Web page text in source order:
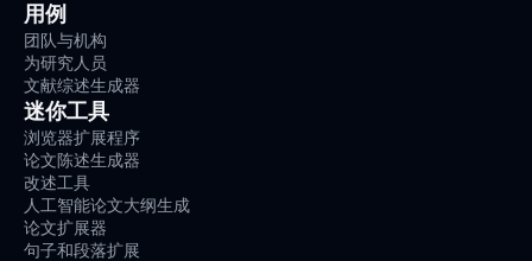
用例
团队与机构
为研究人员
文献综述生成器
迷你工具
浏览器扩展程序
论文陈述生成器
改述工具
人工智能论文大纲生成
论文扩展器
句子和段落扩展